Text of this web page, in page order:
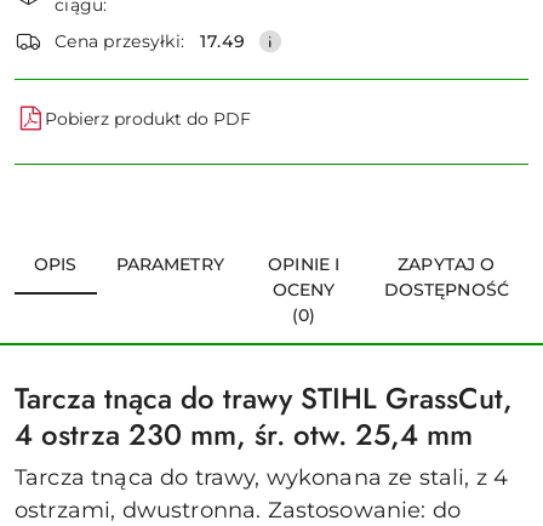
dostawa
ciągu:
Cena przesyłki: 17.49
Pobierz produkt do PDF
OPIS PARAMETRY
OPINIE I
OCENY
(0)
ZAPYTAJ O
DOSTĘPNOŚĆ
Tarcza tnąca do trawy STIHL GrassCut,
4 ostrza 230 mm, śr. otw. 25,4 mm
Tarcza tnąca do trawy, wykonana ze stali, z 4
ostrzami, dwustronna. Zastosowanie: do